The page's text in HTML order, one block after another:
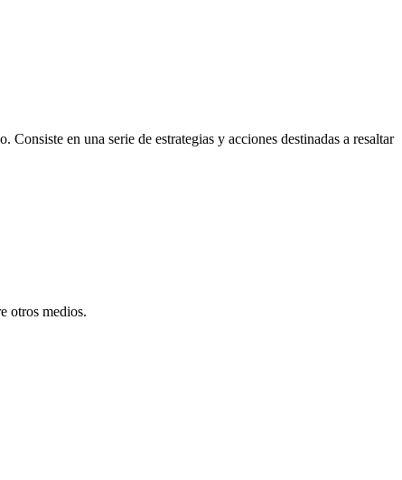
en una serie de estrategias y acciones destinadas a resaltar
otros medios.